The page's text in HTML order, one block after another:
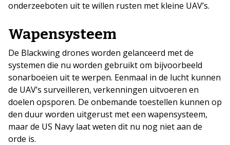
onderzeeboten uit te willen rusten met kleine UAV’s.
Wapensysteem
De Blackwing drones worden gelanceerd met de
systemen die nu worden gebruikt om bijvoorbeeld
sonarboeien uit te werpen. Eenmaal in de lucht kunnen
de UAV’s surveilleren, verkenningen uitvoeren en
doelen opsporen. De onbemande toestellen kunnen op
den duur worden uitgerust met een wapensysteem,
maar de US Navy laat weten dit nu nog niet aan de
orde is.